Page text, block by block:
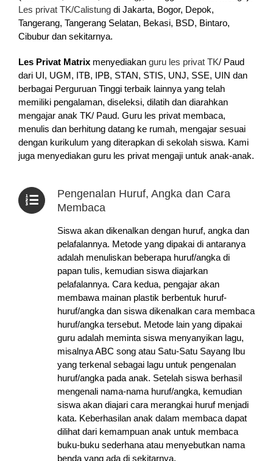
Les privat TK/Calistung di Jakarta, Bogor, Depok,
Tangerang, Tangerang Selatan, Bekasi, BSD, Bintaro,
Cibubur dan sekitarnya.
Les Privat Matrix menyediakan guru les privat TK/ Paud
dari UI, UGM, ITB, IPB, STAN, STIS, UNJ, SSE, UIN dan
berbagai Perguruan Tinggi terbaik lainnya yang telah
memiliki pengalaman, diseleksi, dilatih dan diarahkan
mengajar anak TK/ Paud. Guru les privat membaca,
menulis dan berhitung datang ke rumah, mengajar sesuai
dengan kurikulum yang diterapkan di sekolah siswa. Kami
juga menyediakan guru les privat mengaji untuk anak-anak.
Pengenalan Huruf, Angka dan Cara
Membaca
Siswa akan dikenalkan dengan huruf, angka dan
pelafalannya. Metode yang dipakai di antaranya
adalah menuliskan beberapa huruf/angka di
papan tulis, kemudian siswa diajarkan
pelafalannya. Cara kedua, pengajar akan
membawa mainan plastik berbentuk huruf-
huruf/angka dan siswa dikenalkan cara membaca
huruf/angka tersebut. Metode lain yang dipakai
guru adalah meminta siswa menyanyikan lagu,
misalnya ABC song atau Satu-Satu Sayang Ibu
yang terkenal sebagai lagu untuk pengenalan
huruf/angka pada anak. Setelah siswa berhasil
mengenali nama-nama huruf/angka, kemudian
siswa akan diajari cara merangkai huruf menjadi
kata. Keberhasilan anak dalam membaca dapat
dilihat dari kemampuan anak untuk membaca
buku-buku sederhana atau menyebutkan nama
benda yang ada di sekitarnya.